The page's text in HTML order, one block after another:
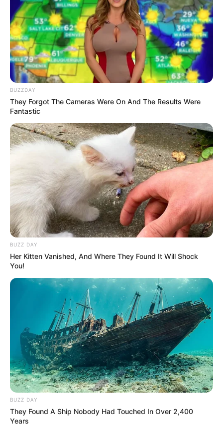
Mute
1. Karakter Tata adalah awal mula lahirnya BT21
yang dibuat oleh Taehyung atau V. Walaupun
memiliki kepala besar dan badan kecil, tapi tetap
percaya diri dan selalu penasaran dengan planet lain
(foto: pinterest)
2. Sosok paling misterius ini bernama Mang, hasil
buatan dari J-hope. Tak ada yang tahu bentuknya
seperti apa karena selalu memakai masker berbentuk
kuda dengan hidung berbentuk hati
BUZZDAY
They Forgot The Cameras Were On And The Results Were
Fantastic
BUZZ DAY
Her Kitten Vanished, And Where They Found It Will Shock
You!
BUZZ DAY
They Found A Ship Nobody Had Touched In Over 2,400
Years